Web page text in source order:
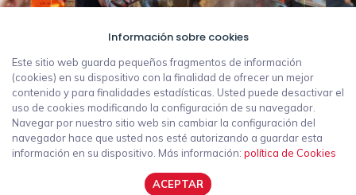
Información sobre cookies
Este sitio web guarda pequeños fragmentos de información
(cookies) en su dispositivo con la finalidad de ofrecer un mejor
contenido y para finalidades estadísticas. Usted puede desactivar el
uso de cookies modificando la configuración de su navegador.
Navegar por nuestro sitio web sin cambiar la configuración del
navegador hace que usted nos esté autorizando a guardar esta
información en su dispositivo. Más información: política de Cookies
ACEPTAR
41
Minutos
21
Segundos
AVISO LEGAL